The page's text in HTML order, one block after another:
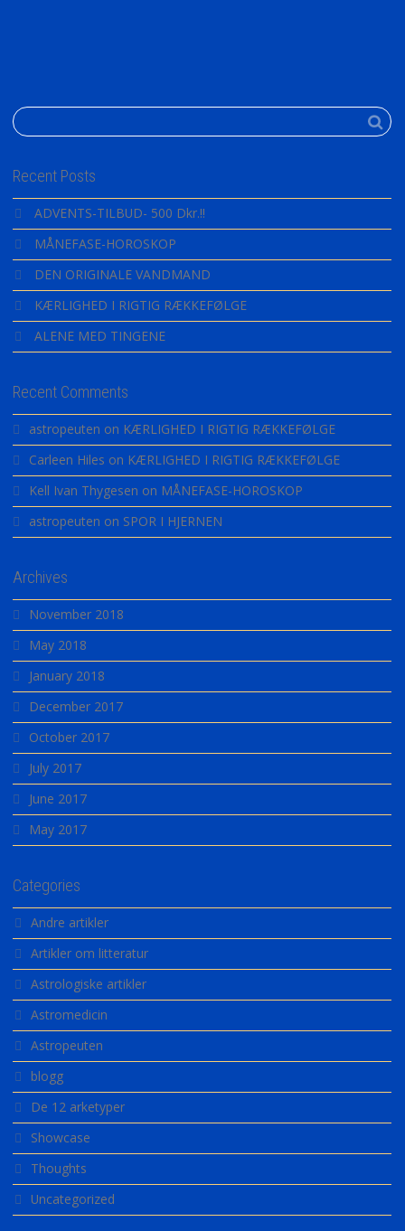
Recent Posts
ADVENTS-TILBUD- 500 Dkr.!!
MÅNEFASE-HOROSKOP
DEN ORIGINALE VANDMAND
KÆRLIGHED I RIGTIG RÆKKEFØLGE
ALENE MED TINGENE
Recent Comments
astropeuten on KÆRLIGHED I RIGTIG RÆKKEFØLGE
Carleen Hiles on KÆRLIGHED I RIGTIG RÆKKEFØLGE
Kell Ivan Thygesen on MÅNEFASE-HOROSKOP
astropeuten on SPOR I HJERNEN
Archives
November 2018
May 2018
January 2018
December 2017
October 2017
July 2017
June 2017
May 2017
Categories
Andre artikler
Artikler om litteratur
Astrologiske artikler
Astromedicin
Astropeuten
blogg
De 12 arketyper
Showcase
Thoughts
Uncategorized